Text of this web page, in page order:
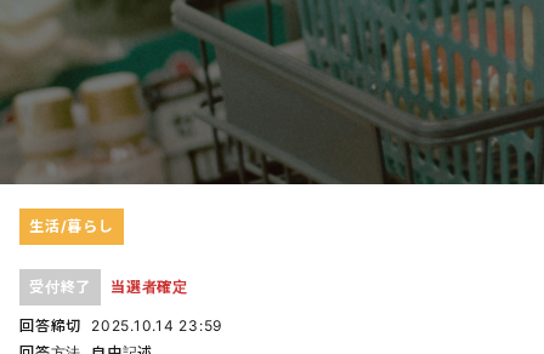
生活/暮らし
受付終了 当選者確定
回答締切
2025.10.14 23:59